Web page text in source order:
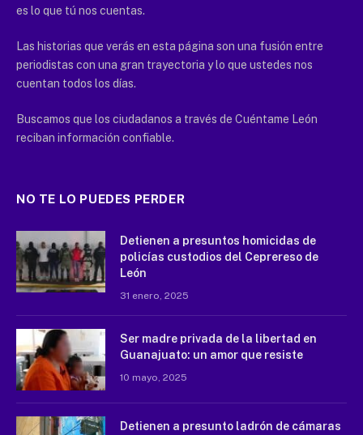
es lo que tú nos cuentas.
Las historias que verás en esta página son una fusión entre
periodistas con una gran trayectoria y lo que ustedes nos
cuentan todos los días.
Buscamos que los ciudadanos a través de Cuéntame León
reciban información confiable.
NO TE LO PUEDES PERDER
Detienen a presuntos homicidas de
policías custodios del Ceprereso de
León
31 enero, 2025
Ser madre privada de la libertad en
Guanajuato: un amor que resiste
10 mayo, 2025
Detienen a presunto ladrón de cámaras